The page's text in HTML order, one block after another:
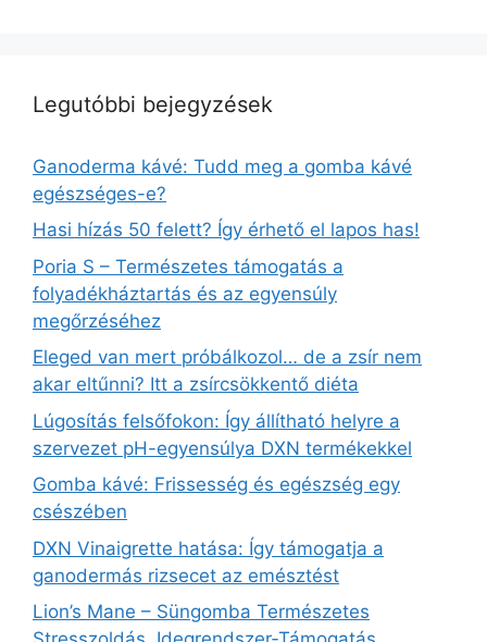
Legutóbbi bejegyzések
Ganoderma kávé: Tudd meg a gomba kávé
egészséges-e?
Hasi hízás 50 felett? Így érhető el lapos has!
Poria S – Természetes támogatás a
folyadékháztartás és az egyensúly
megőrzéséhez
Eleged van mert próbálkozol… de a zsír nem
akar eltűnni? Itt a zsírcsökkentő diéta
Lúgosítás felsőfokon: Így állítható helyre a
szervezet pH-egyensúlya DXN termékekkel
Gomba kávé: Frissesség és egészség egy
csészében
DXN Vinaigrette hatása: Így támogatja a
ganodermás rizsecet az emésztést
Lion’s Mane – Süngomba Természetes